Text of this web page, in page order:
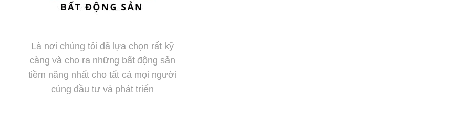
Là nơi chúng tôi đã lựa chọn rất kỹ
càng và cho ra những bất động sản
tiềm năng nhất cho tất cả mọi người
cùng đầu tư và phát triển